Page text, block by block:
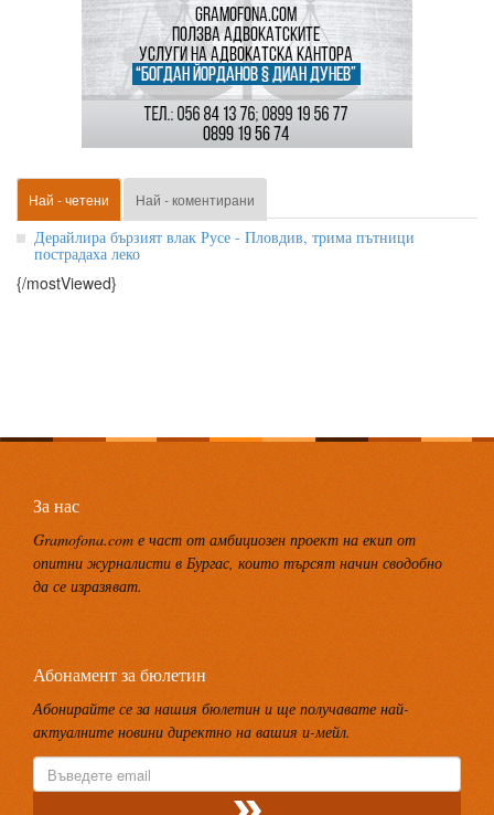
Най - четени Най - коментирани
Дерайлира бързият влак Русе - Пловдив, трима пътници
пострадаха леко
{/mostViewed}
За нас
Gramofona.com е част от амбициозен проект на екип от
опитни журналисти в Бургас, които търсят начин сводобно
да се изразяват.
Абонамент за бюлетин
Абонирайте се за нашия бюлетин и ще получавате най-
актуалните новини директно на вашия и-мейл.